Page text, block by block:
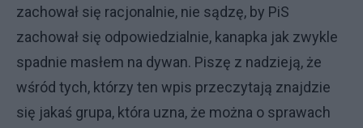
zachował się racjonalnie, nie sądzę, by PiS
zachował się odpowiedzialnie, kanapka jak zwykle
spadnie masłem na dywan. Piszę z nadzieją, że
wśród tych, którzy ten wpis przeczytają znajdzie
się jakaś grupa, która uzna, że można o sprawach